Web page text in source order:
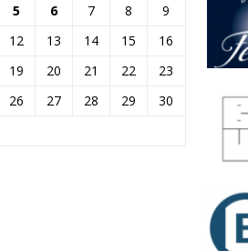
5 6 7 8
9
12 13 14 15
16
19 20 21 22
23
26 27 28 29
30